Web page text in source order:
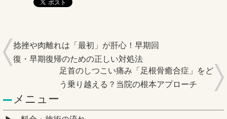
捻挫や肉離れは「最初」が肝心！早期回
復・早期復帰のための正しい対処法
足首のしつこい痛み「足根骨癒合症」をど
う乗り越える？当院の根本アプローチ
メニュー